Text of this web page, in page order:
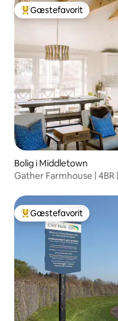
Bedste gæstefavorit
Gæstefavorit
Bolig i Middletown
Gather Farmhouse |
Bedste gæstefavorit
Gæstefavorit